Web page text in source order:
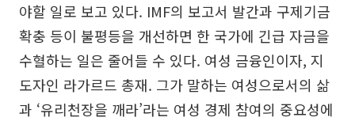
야할 일로 보고 있다. IMF의 보고서 발간과 구제기금
확충 등이 불평등을 개선하면 한 국가에 긴급 자금을
수혈하는 일은 줄어들 수 있다. 여성 금융인이자, 지
도자인 라가르드 총재. 그가 말하는 여성으로서의 삶
과 ‘유리천장을 깨라’라는 여성 경제 참여의 중요성에